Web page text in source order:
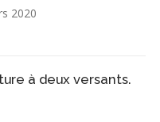
2020
à deux versants.